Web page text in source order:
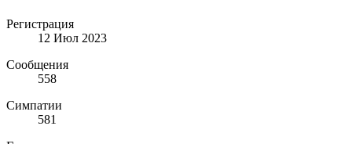
Регистрация
12 Июл 2023
Сообщения
558
Симпатии
581